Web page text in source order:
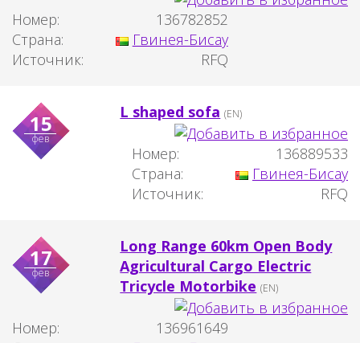
Номер:
136782852
Страна:
Гвинея-Бисау
Источник:
RFQ
15
фев
L shaped sofa (EN)
Номер:
136889533
Страна:
Гвинея-Бисау
Источник:
RFQ
17
фев
Long Range 60km Open Body
Agricultural Cargo Electric
Tricycle Motorbike (EN)
Номер:
136961649